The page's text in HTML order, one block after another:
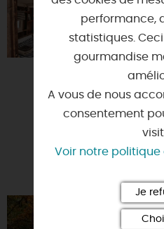
LE BATEAU
45130 -
Sur les
Loire,
monuments,
inoubliable
performance,
statistiques.
gourmandise
A vous de nous
consentement
Voir notre
Je